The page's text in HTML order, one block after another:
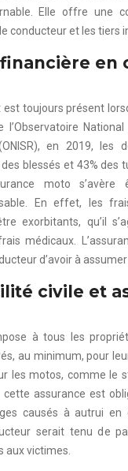
Elle offre une
conducteur et les tiers
en
est toujours présent
l’Observatoire
en 2019, les
blessés et 43% des
moto s’avère
En effet, les
exorbitants, qu’il
médicaux.
d’avoir à assumer
civile et
à tous les
au minimum, pour
les motos, comme le
assurance est
causés à autrui en
serait tenu de
aux victimes.